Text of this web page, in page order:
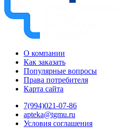
О компании
Как заказать
Популярные вопросы
Права потребителя
Карта сайта
7(994)021-07-86
apteka@tgmu.ru
Условия соглашения